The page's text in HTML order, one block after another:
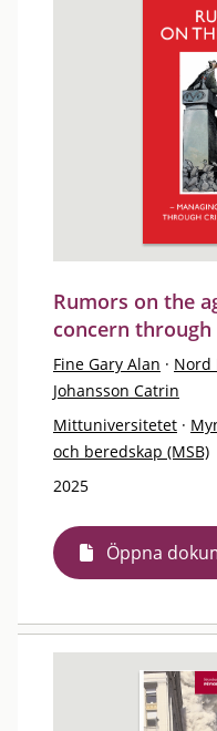
Rumors on the
concern
Fine Gary Alan · Nord
Johansson Catrin
Mittuniversitetet ·
och beredskap (MSB)
2025
Öppna